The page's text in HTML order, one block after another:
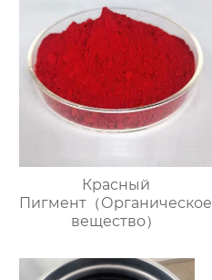
Красный
Пигмент（Органическое
вещество）